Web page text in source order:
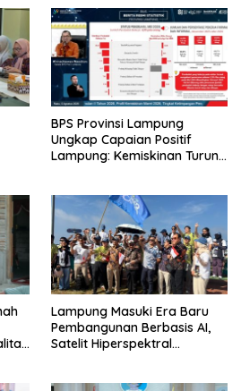
BPS Provinsi Lampung
Ungkap Capaian Positif
Lampung: Kemiskinan Turun,
Lampung Masuki Era Baru
Pembangunan Berbasis AI,
Satelit Hiperspektral